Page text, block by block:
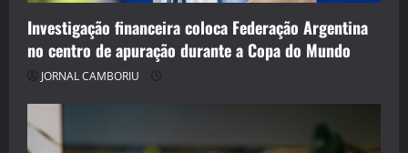
Investigação financeira coloca Federação Argentina
no centro de apuração durante a Copa do Mundo
JORNAL CAMBORIU